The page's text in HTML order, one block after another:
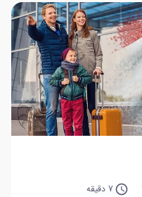
query_builder 7 دقیقه